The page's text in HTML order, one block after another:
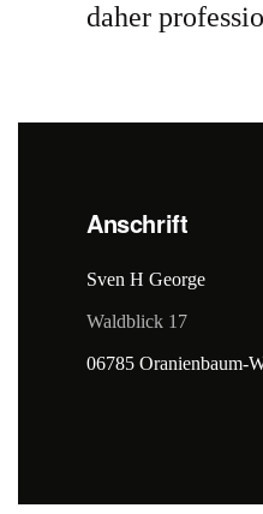
daher
Anschrift
Sven H George
Waldblick 17
06785 Oranienbaum-